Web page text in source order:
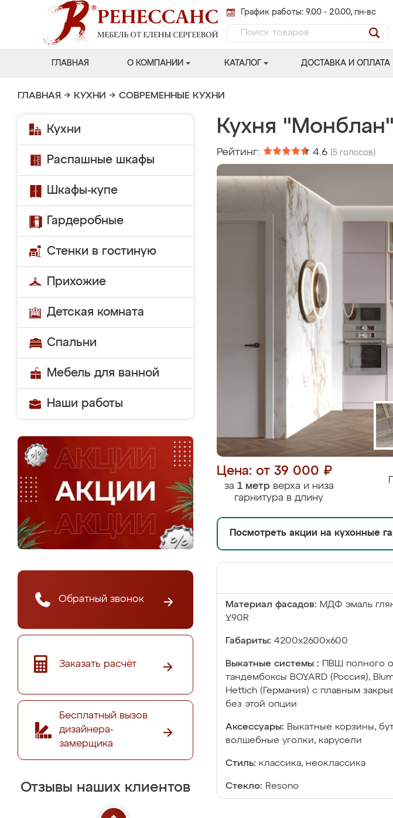
График работы: 9.00 - 20.00, пн-вс
ГЛАВНАЯ О КОМПАНИИ КАТАЛОГ ДОСТАВКА И ОПЛАТА
ГЛАВНАЯ → КУХНИ → СОВРЕМЕННЫЕ КУХНИ
Кухни
Распашные шкафы
Шкафы-купе
Гардеробные
Стенки в гостиную
Прихожие
Детская комната
Спальни
Мебель для ванной
Наши работы
Обратный звонок
Заказать расчёт
Бесплатный вызов
дизайнера-
замерщика
Отзывы наших клиентов
Кухня "Монблан"
Рейтинг: 4.6 (5 голосов)
Цена: от 39 000 ₽
за 1 метрверха и низа
гарнитура в длину
Посмотреть акции на кухонные
Материал фасадов: МДФ эмаль
Y90R
Габариты: 4200х2600х600
Выкатные системы :
ПВШ полного
тандембоксы BOYARD (Россия),
Hettich (Германия) с плавным
без этой опции
Аксессуары: Выкатные корзины,
волшебные уголки, карусели
Стиль: классика, неоклассика
Стекло: Resono